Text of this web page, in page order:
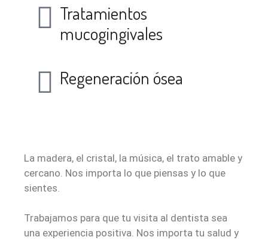
Tratamientos
mucogingivales
Regeneración ósea
La madera, el cristal, la música, el trato amable y
cercano. Nos importa lo que piensas y lo que
sientes.
Trabajamos para que tu visita al dentista sea
una experiencia positiva. Nos importa tu salud y